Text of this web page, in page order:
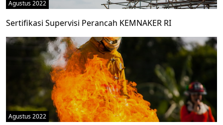
Agustus 2022
Sertifikasi Supervisi Perancah KEMNAKER RI
Agustus 2022